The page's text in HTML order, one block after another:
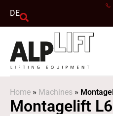
DE
Home » Machines »
Montagelift